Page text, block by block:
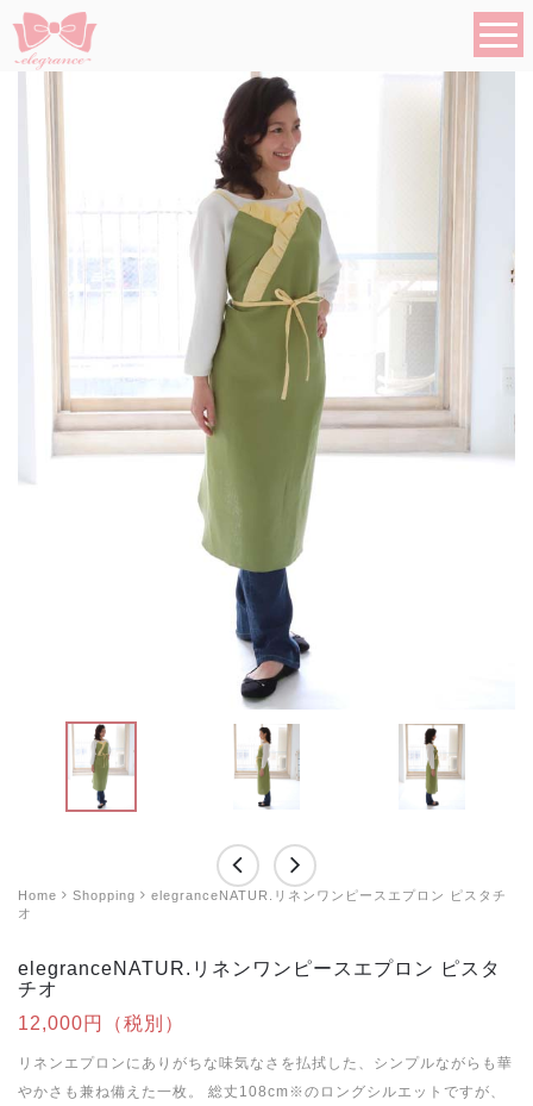
Home Shopping
elegranceNATUR.リネンワンピースエプロン ピスタチ
オ
elegranceNATUR.リネンワンピースエプロン ピスタ
チオ
12,000円（税別）
リネンエプロンにありがちな味気なさを払拭した、シンプルながらも華
やかさも兼ね備えた一枚。 総丈108cm※のロングシルエットですが、